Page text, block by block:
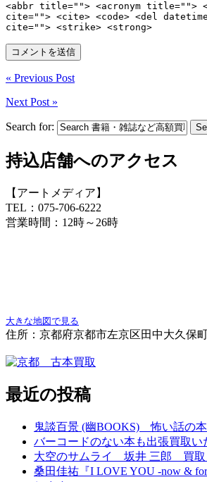
<abbr title=""> <acronym title="">
cite=""> <cite> <code> <del
cite=""> <strike> <strong>
« Previous Post
Next Post »
Search for:
持込店舗へのアクセス
【アートメディア】
TEL：075-706-6222
営業時間：12時～26時
大きな地図で見る
住所：京都府京都市左京区田中大久保
最近の投稿
鬼談百景 (幽BOOKS) 怖い話の本
バーコードのない本も出張買取い
大空のサムライ 坂井 三郎 買取
桑田佳祐『I LOVE YOU -now &